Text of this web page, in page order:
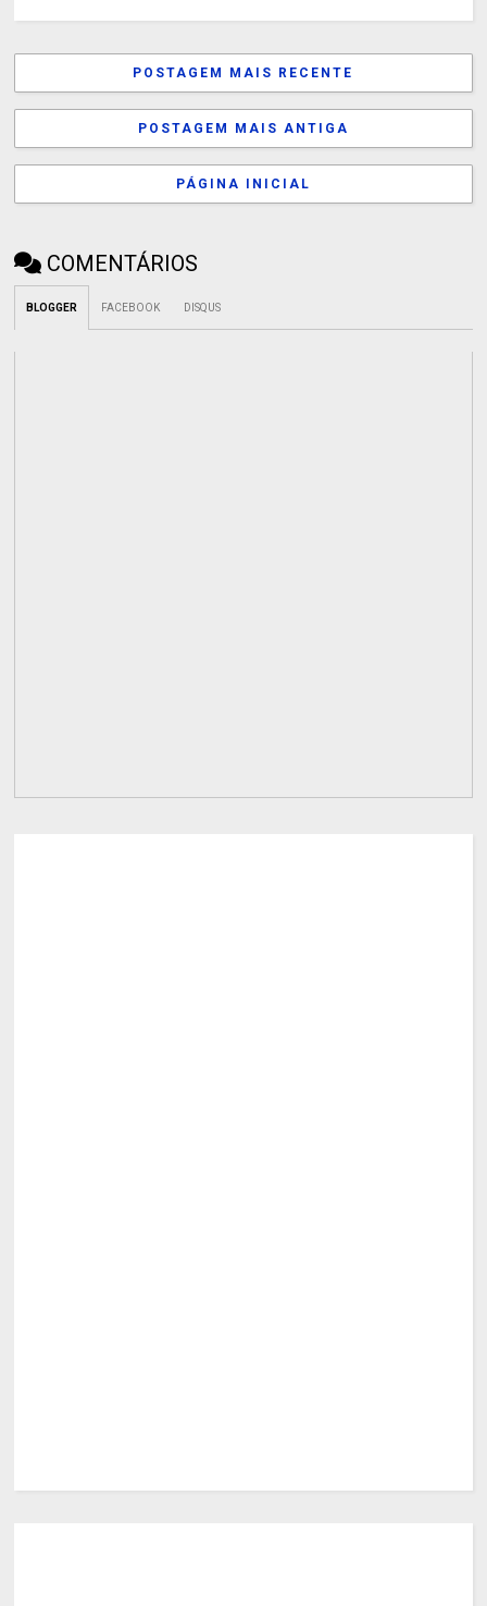
POSTAGEM MAIS RECENTE
POSTAGEM MAIS ANTIGA
PÁGINA INICIAL
COMENTÁRIOS
BLOGGER FACEBOOK DISQUS